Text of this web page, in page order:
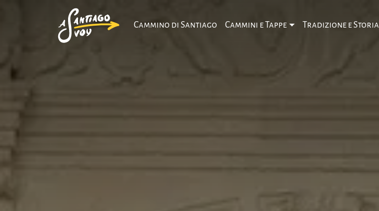
Cammino di Santiago Cammini e Tappe Tradizione e Storia